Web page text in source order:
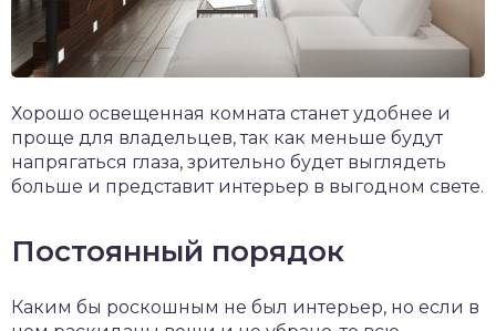
Хорошо освещенная комната станет удобнее и
проще для владельцев, так как меньше будут
напрягаться глаза, зрительно будет выглядеть
больше и представит интерьер в выгодном свете.
Постоянный порядок
Каким бы роскошным не был интерьер, но если в